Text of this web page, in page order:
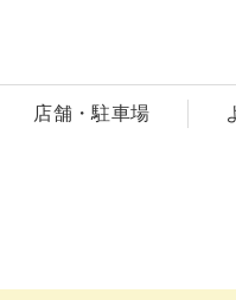
店舗・駐車場